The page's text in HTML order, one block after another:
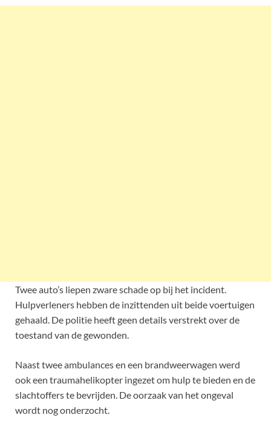
Twee auto’s liepen zware schade op bij het incident.
Hulpverleners hebben de inzittenden uit beide voertuigen
gehaald. De politie heeft geen details verstrekt over de
toestand van de gewonden.
Naast twee ambulances en een brandweerwagen werd
ook een traumahelikopter ingezet om hulp te bieden en de
slachtoffers te bevrijden. De oorzaak van het ongeval
wordt nog onderzocht.